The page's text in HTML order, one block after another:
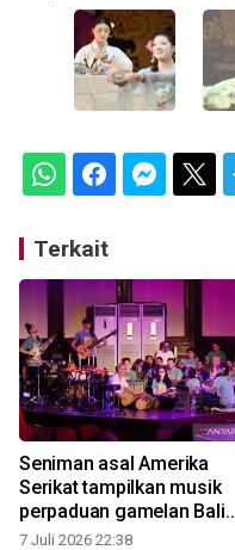
Terkait
Seniman asal Amerika
Serikat tampilkan musik
perpaduan gamelan Bali
dengan instrumen modern
7 Juli 2026 22:38